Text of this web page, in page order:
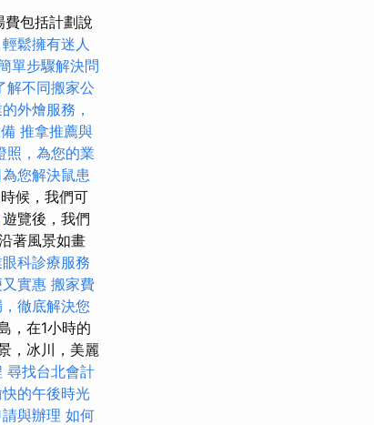
費包括計劃說
鬆擁有迷人
單步驟解決問
解不同搬家公
外燴服務，
推拿推薦與
照，為您的業
您解決鼠患
候，我們可
遊覽後，我們
著風景如畫
科診療服務
實惠 搬家費
徹底解決您
，在1小時的
，冰川，美麗
尋找台北會計
的午後時光
與辦理 如何